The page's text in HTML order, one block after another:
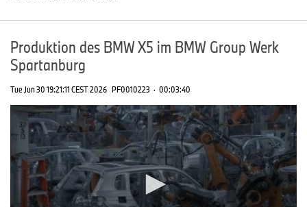
Produktion des BMW X5 im BMW Group Werk
Spartanburg
Tue Jun 30 19:21:11 CEST 2026 PF0010223 · 00:03:40